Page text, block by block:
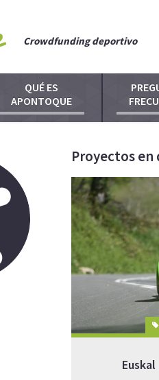
Crowdfunding deportivo
QUÉ ES
APONTOQUE
Proyectos en